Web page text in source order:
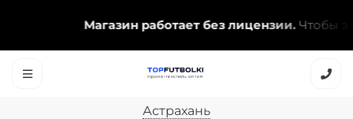
Магазин работает без лицензии.Чтобы эта
Астрахань